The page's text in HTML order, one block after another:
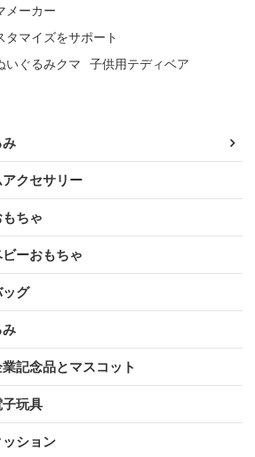
メーカー
マイズをサポート
いぐるみクマ 子供用テディベア
クセサリー
ちゃ
ーおもちゃ
グ
記念品とマスコット
玩具
ション